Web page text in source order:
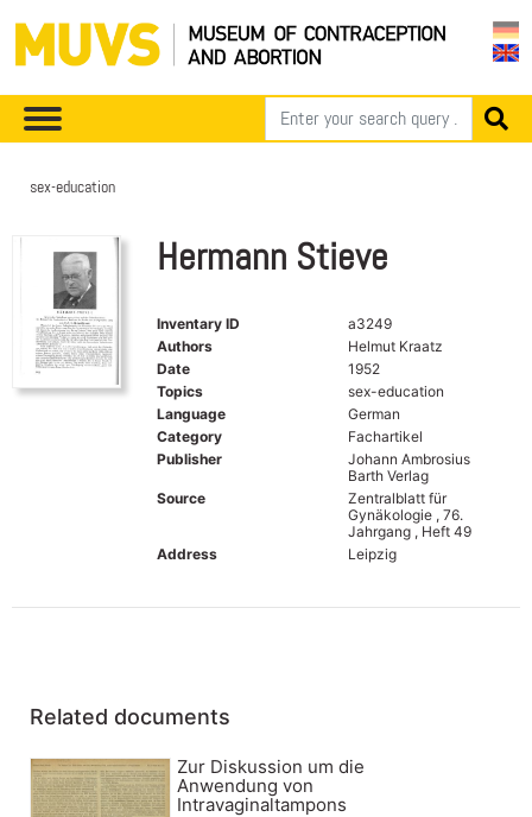
sex-education
Hermann Stieve
Inventary ID
a3249
Authors
Helmut Kraatz
Date
1952
Topics
sex-education
Language
German
Category
Fachartikel
Publisher
Johann Ambrosius
Barth Verlag
Source
Zentralblatt für
Gynäkologie , 76.
Jahrgang , Heft 49
Address
Leipzig
Related documents
Zur Diskussion um die
Anwendung von
Intravaginaltampons